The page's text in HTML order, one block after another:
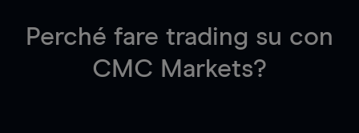
Perché fare trading su con
CMC Markets?